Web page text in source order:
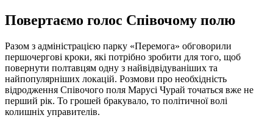
Повертаємо голос Співочому полю
Разом з адміністрацією парку «Перемога» обговорили
першочергові кроки, які потрібно зробити для того, щоб
повернути полтавцям одну з найвідвідуваніших та
найпопулярніших локацій. Розмови про необхідність
відродження Співочого поля Марусі Чурай точаться вже не
перший рік. То грошей бракувало, то політичної волі
колишніх управителів.